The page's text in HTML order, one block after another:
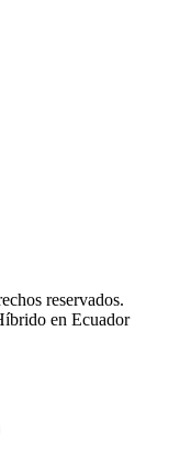
reservados.
en Ecuador